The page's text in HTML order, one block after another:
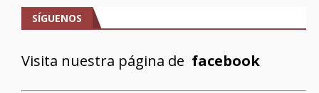
SÍGUENOS
Visita nuestra página de facebook